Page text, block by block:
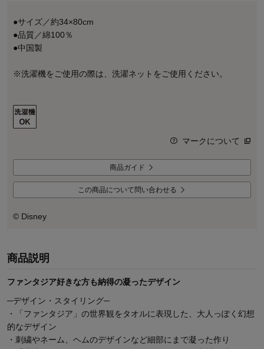
●サイズ／約34×80cm
●品質／綿100％
●中国製
※洗濯機をご使用の際は、洗濯ネットをご使用ください。
マークについて
商品ガイド
この商品について問い合わせる
© Disney
商品説明
ファンタジア好きな方も納得の凝ったデザイン
─デザイン・スタイリング─
・「ファンタジア」の世界観をタオルに表現した、大人っぽく幻想
的なデザイン
・刺繍やネーム、ヘムのデザインなど細部にまで凝った作り